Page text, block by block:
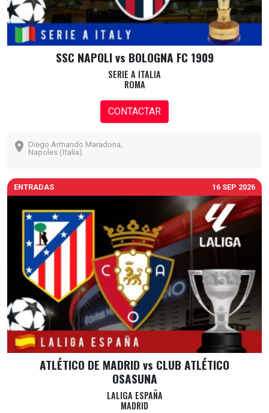
SSC NAPOLI vs BOLOGNA FC 1909
SERIE A ITALIA
ROMA
CONTACTAR
Diego Armando Maradona,
Napoles (Italia)
ENTRADAS 16 SEP 2026
ATLÉTICO DE MADRID vs CLUB ATLÉTICO
OSASUNA
LALIGA ESPAÑA
MADRID